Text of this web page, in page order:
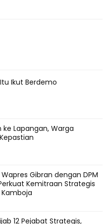
Ikut Berdemo
ke Lapangan, Warga
Gibran dengan DPM
Kemitraan Strategis
12 Pejabat Strategis,